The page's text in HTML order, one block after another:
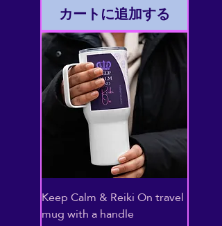
カートに追加する
Keep Calm & Reiki On travel
mug with a handle